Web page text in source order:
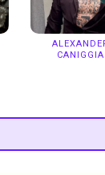
CANIGGIA